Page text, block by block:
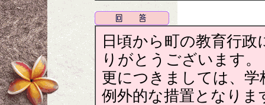
日頃から町の教育行
りがとうございます
更につきましては、学
例外的な措置となりま